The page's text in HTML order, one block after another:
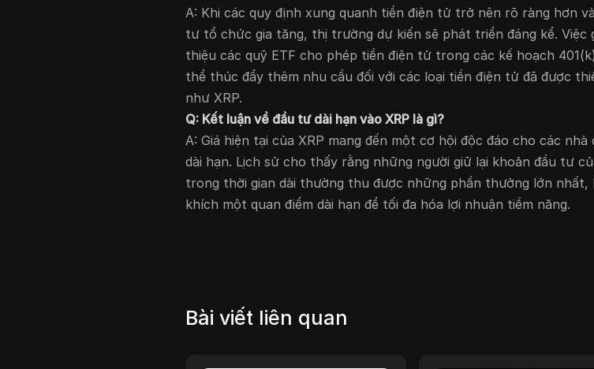
A: Khi các quy định xung quanh tiền điện tử trở nên rõ ràng hơn
tư tổ chức gia tăng, thị trường dự kiến sẽ phát triển đáng kể. Việc
thiệu các quỹ ETF cho phép tiền điện tử trong các kế hoạch
thể thúc đẩy thêm nhu cầu đối với các loại tiền điện tử đã được
như XRP.
Q: Kết luận về đầu tư dài hạn vào XRP là gì?
A: Giá hiện tại của XRP mang đến một cơ hội độc đáo cho các nhà
dài hạn. Lịch sử cho thấy rằng những người giữ lại khoản đầu tư
trong thời gian dài thường thu được những phần thưởng lớn nhất,
khích một quan điểm dài hạn để tối đa hóa lợi nhuận tiềm năng.
Bài viết liên quan